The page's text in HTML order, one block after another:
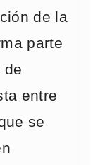
de la
parte
de
entre
se